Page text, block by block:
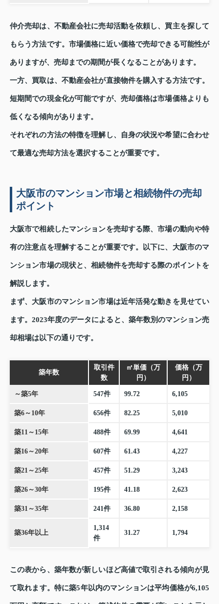
仲介売却は、不動産会社に売却活動を依頼し、買主を探して
もらう方法です。市場価格に近い価格で売却できる可能性が
ありますが、売却までの期間が長くなることがあります。
一方、買取は、不動産会社が直接物件を購入する方法です。
短期間での現金化が可能ですが、売却価格は市場価格よりも
低くなる傾向があります。
それぞれの方法の特徴を理解し、自身の状況や希望に合わせ
て最適な売却方法を選択することが重要です。
大阪市のマンション市場と相続物件の売却
ポイント
大阪市で相続したマンションを売却する際、市場の動向や特
有の注意点を理解することが重要です。以下に、大阪市のマ
ンション市場の現状と、相続物件を売却する際のポイントを
解説します。
まず、大阪市のマンション市場は近年活発な動きを見せてい
ます。2023年度のデータによると、築年数別のマンション売
却相場は以下の通りです。
築年数
取引件
数
㎡単価（万
円）
価格（万
円）
～築5年 547件 99.72 6,105
築6～10年 656件 82.25 5,010
築11～15年 488件 69.99 4,641
築16～20年 607件 61.43 4,227
築21～25年 457件 51.29 3,243
築26～30年 195件 41.18 2,623
築31～35年 241件 36.80 2,158
築36年以上
1,314
件
31.27 1,794
この表から、築年数が新しいほど高値で取引される傾向が見
て取れます。特に築5年以内のマンションは平均価格が6,105